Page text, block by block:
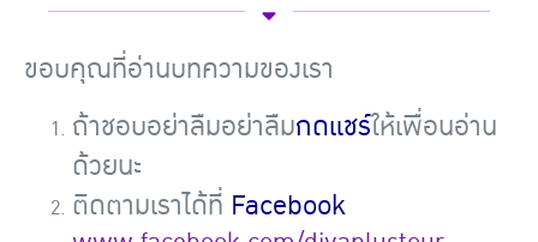
ขอบคุณที่อ่านบทความของเรา
ถ้าชอบอย่าลืมอย่าลืมกดแชร์ให้เพื่อนอ่าน
ด้วยนะ
ติดตามเราได้ที่ Facebook